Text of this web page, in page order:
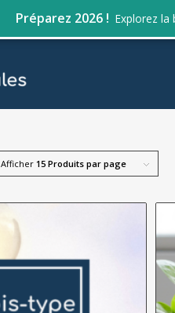
Afficher15 Produits par page
Préparez 2026 ! Explorez la